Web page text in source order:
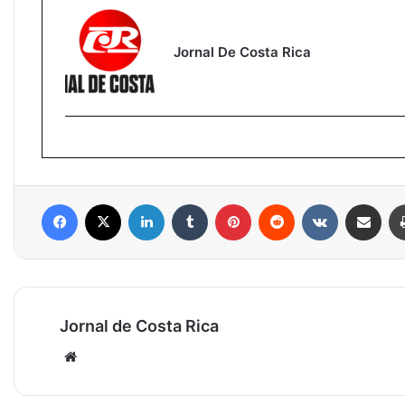
Jornal De Costa Rica
Facebook Linkedin Tumblr Pinterest Reddit Compartilhar via e-mail
Jornal de Costa Rica